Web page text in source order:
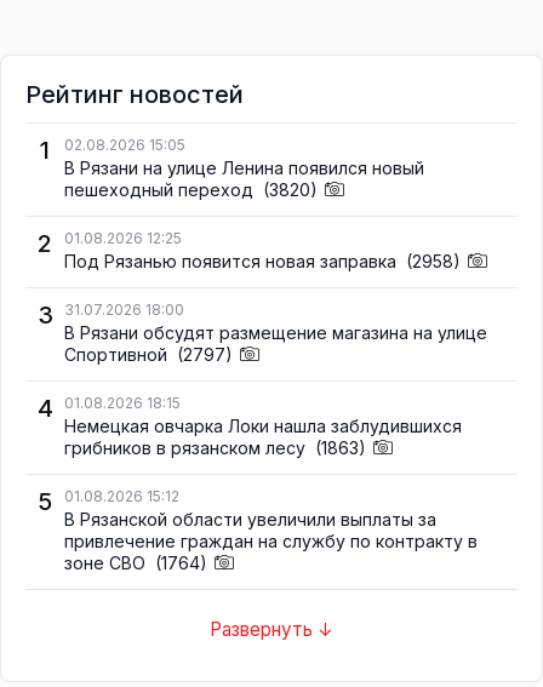
Рейтинг новостей
1
02.08.2026 15:05
В Рязани на улице Ленина появился новый
пешеходный переход (3820)
2 01.08.2026 12:25
Под Рязанью появится новая заправка (2958)
3 31.07.2026 18:00
В Рязани обсудят размещение магазина на улице
Спортивной (2797)
4 01.08.2026 18:15
Немецкая овчарка Локи нашла заблудившихся
грибников в рязанском лесу (1863)
5 01.08.2026 15:12
В Рязанской области увеличили выплаты за
привлечение граждан на службу по контракту в
зоне СВО (1764)
Развернуть ↓